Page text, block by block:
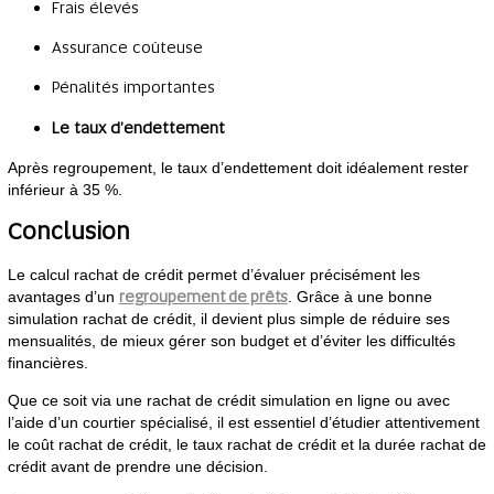
Frais élevés
Assurance coûteuse
Pénalités importantes
Le taux d’endettement
Après regroupement, le taux d’endettement doit idéalement rester
inférieur à 35 %.
Conclusion
Le calcul rachat de crédit permet d’évaluer précisément les
avantages d’un regroupement de prêts. Grâce à une bonne
simulation rachat de crédit, il devient plus simple de réduire ses
mensualités, de mieux gérer son budget et d’éviter les difficultés
financières.
Que ce soit via une rachat de crédit simulation en ligne ou avec
l’aide d’un courtier spécialisé, il est essentiel d’étudier attentivement
le coût rachat de crédit, le taux rachat de crédit et la durée rachat de
crédit avant de prendre une décision.